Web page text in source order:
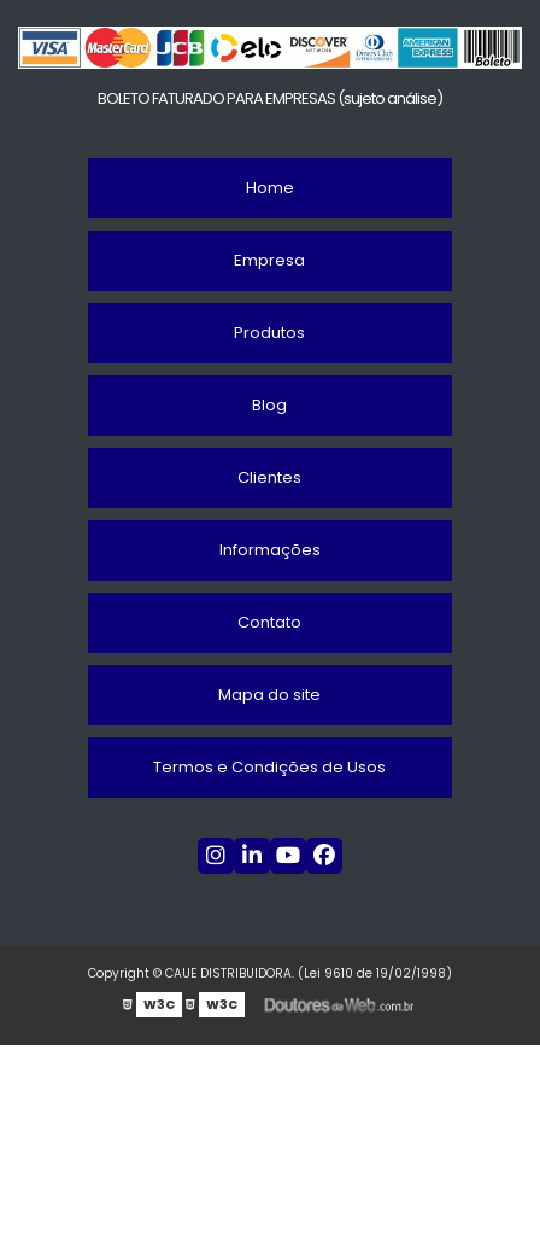
BOLETO FATURADO PARA EMPRESAS(sujeto análise)
Home
Empresa
Produtos
Blog
Clientes
Informações
Contato
Mapa do site
Termos e Condições de Usos
Copyright © CAUE DISTRIBUIDORA. (Lei 9610 de 19/02/1998)
W3C
W3C